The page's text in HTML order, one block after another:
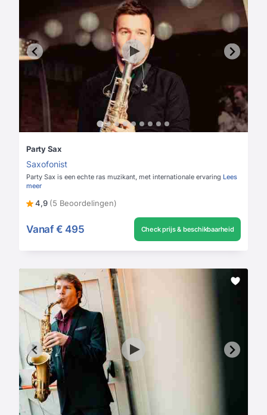
Party Sax
Saxofonist
Party Sax is een echte ras muzikant, met internationale ervaring Lees
meer
4,9 (5 Beoordelingen)
Vanaf € 495 Check prijs & beschikbaarheid